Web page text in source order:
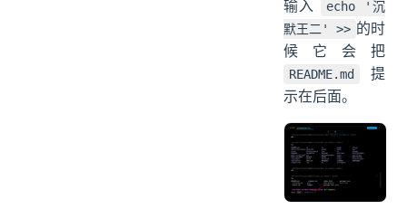
输入
echo '沉
默王二' >> 的时
候它会把
README.md
提
示在后面。